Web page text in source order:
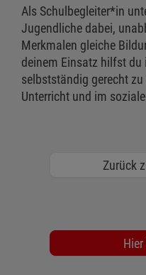
Als Schulbegleiter*in
Jugendliche dabei,
Merkmalen gleiche
deinem Einsatz hilfst du
selbstständig gerecht
Unterricht und im
Zurück